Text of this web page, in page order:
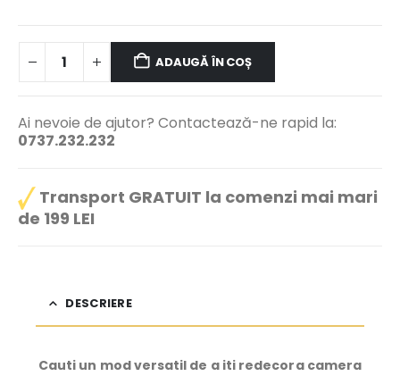
ADAUGĂ ÎN COȘ
Ai nevoie de ajutor? Contactează-ne rapid la:
0737.232.232
Transport GRATUIT la comenzi mai mari
de 199 LEI
DESCRIERE
Cauti un mod versatil de a iti redecora camera